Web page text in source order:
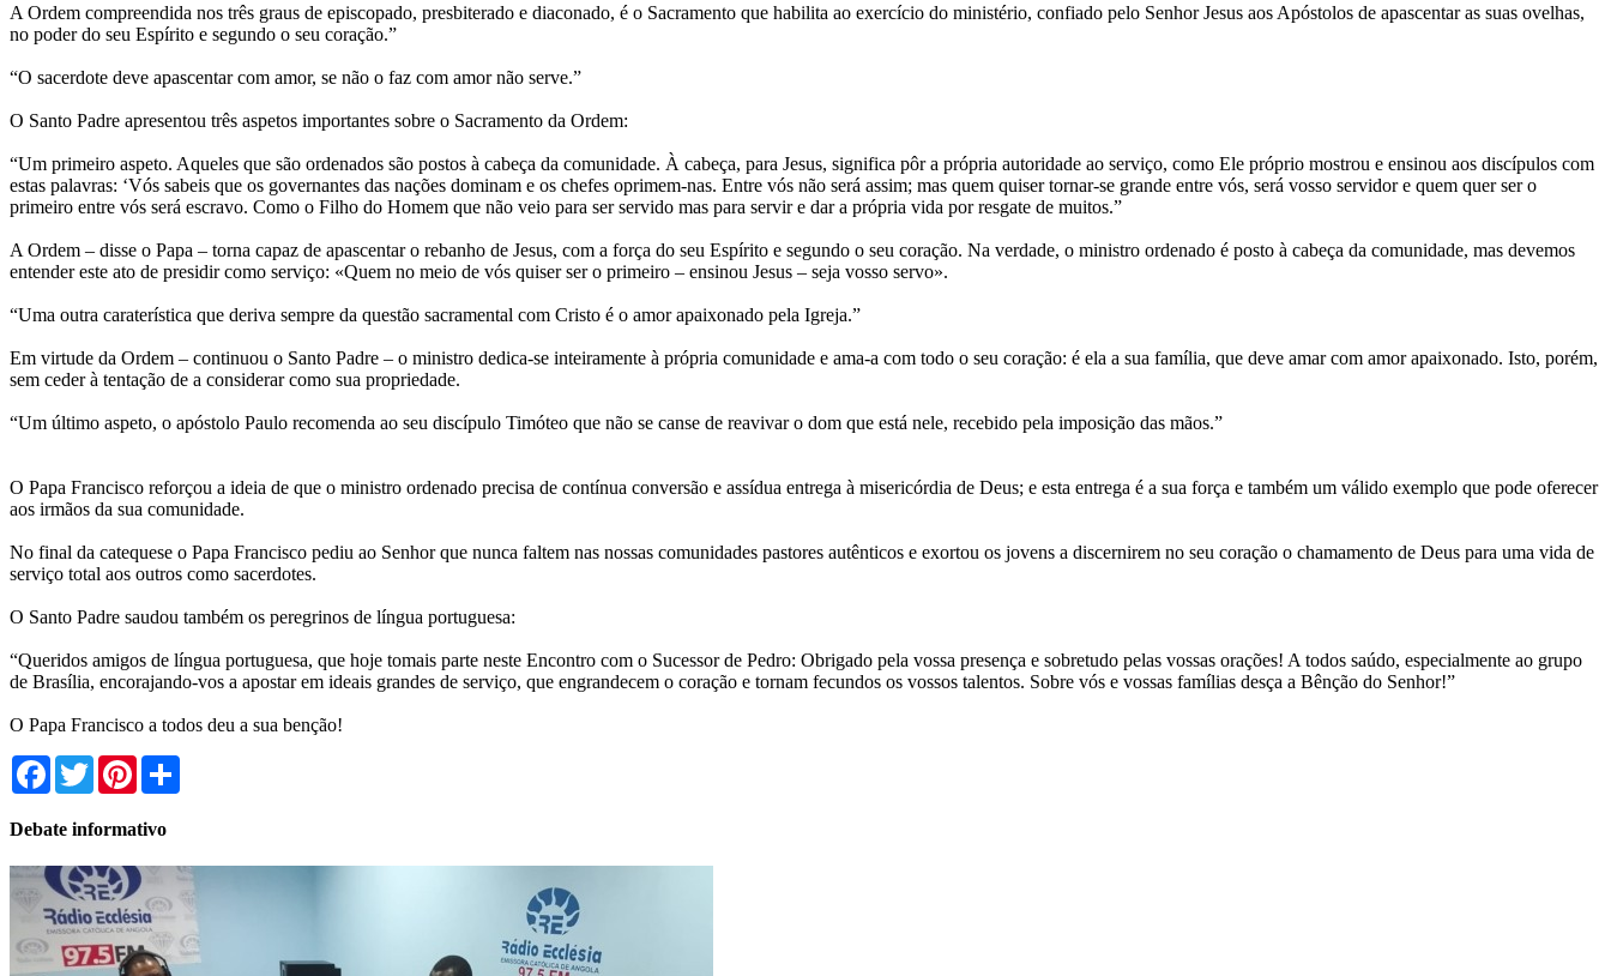
A Ordem compreendida nos três graus de episcopado, presbiterado e diaconado, é o Sacramento que habilita ao exercício do ministério, confiado pelo Senhor Jesus aos Apóstolos de apascentar as suas ovelhas,
no poder do seu Espírito e segundo o seu coração.”
“O sacerdote deve apascentar com amor, se não o faz com amor não serve.”
O Santo Padre apresentou três aspetos importantes sobre o Sacramento da Ordem:
“Um primeiro aspeto. Aqueles que são ordenados são postos à cabeça da comunidade. À cabeça, para Jesus, significa pôr a própria autoridade ao serviço, como Ele próprio mostrou e ensinou aos discípulos com
estas palavras: ‘Vós sabeis que os governantes das nações dominam e os chefes oprimem-nas. Entre vós não será assim; mas quem quiser tornar-se grande entre vós, será vosso servidor e quem quer ser o
primeiro entre vós será escravo. Como o Filho do Homem que não veio para ser servido mas para servir e dar a própria vida por resgate de muitos.”
A Ordem – disse o Papa – torna capaz de apascentar o rebanho de Jesus, com a força do seu Espírito e segundo o seu coração. Na verdade, o ministro ordenado é posto à cabeça da comunidade, mas devemos
entender este ato de presidir como serviço: «Quem no meio de vós quiser ser o primeiro – ensinou Jesus – seja vosso servo».
“Uma outra caraterística que deriva sempre da questão sacramental com Cristo é o amor apaixonado pela Igreja.”
Em virtude da Ordem – continuou o Santo Padre – o ministro dedica-se inteiramente à própria comunidade e ama-a com todo o seu coração: é ela a sua família, que deve amar com amor apaixonado. Isto, porém,
sem ceder à tentação de a considerar como sua propriedade.
“Um último aspeto, o apóstolo Paulo recomenda ao seu discípulo Timóteo que não se canse de reavivar o dom que está nele, recebido pela imposição das mãos.”
O Papa Francisco reforçou a ideia de que o ministro ordenado precisa de contínua conversão e assídua entrega à misericórdia de Deus; e esta entrega é a sua força e também um válido exemplo que pode oferecer
aos irmãos da sua comunidade.
No final da catequese o Papa Francisco pediu ao Senhor que nunca faltem nas nossas comunidades pastores autênticos e exortou os jovens a discernirem no seu coração o chamamento de Deus para uma vida de
serviço total aos outros como sacerdotes.
O Santo Padre saudou também os peregrinos de língua portuguesa:
“Queridos amigos de língua portuguesa, que hoje tomais parte neste Encontro com o Sucessor de Pedro: Obrigado pela vossa presença e sobretudo pelas vossas orações! A todos saúdo, especialmente ao grupo
de Brasília, encorajando-vos a apostar em ideais grandes de serviço, que engrandecem o coração e tornam fecundos os vossos talentos. Sobre vós e vossas famílias desça a Bênção do Senhor!”
O Papa Francisco a todos deu a sua benção!
Facebook
TwitterPinterest
Debate informativo